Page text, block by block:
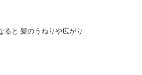
と 髪のうねりや広がり